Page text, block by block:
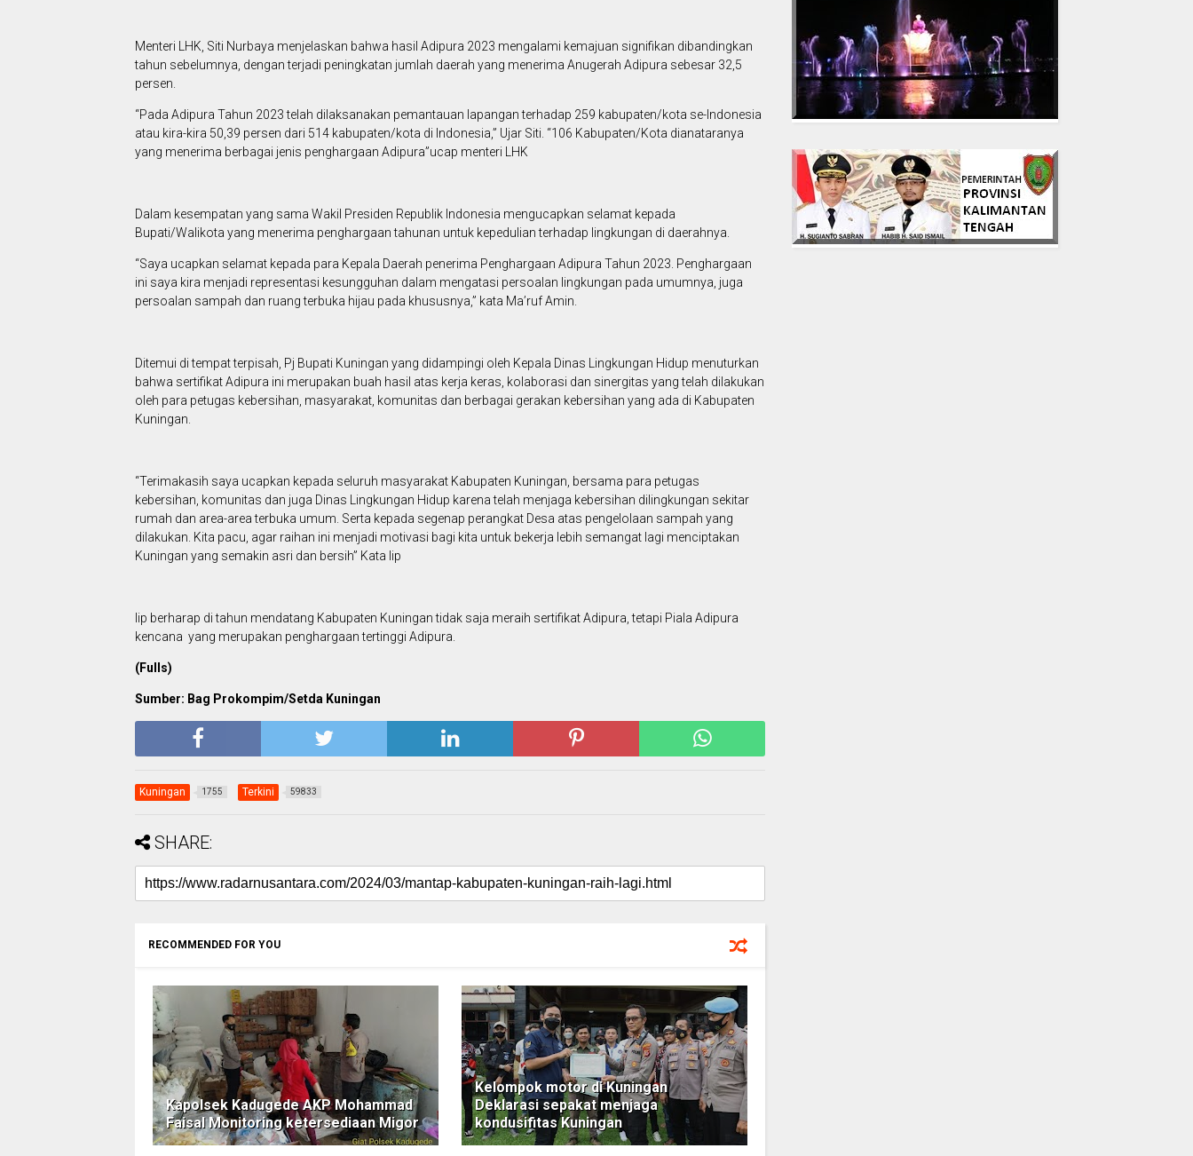
Menteri LHK, Siti Nurbaya menjelaskan bahwa hasil Adipura 2023 mengalami kemajuan signifikan dibandingkan
tahun sebelumnya, dengan terjadi peningkatan jumlah daerah yang menerima Anugerah Adipura sebesar 32,5
persen.
“Pada Adipura Tahun 2023 telah dilaksanakan pemantauan lapangan terhadap 259 kabupaten/kota se-Indonesia
atau kira-kira 50,39 persen dari 514 kabupaten/kota di Indonesia,” Ujar Siti. “106 Kabupaten/Kota dianataranya
yang menerima berbagai jenis penghargaan Adipura”ucap menteri LHK
Dalam kesempatan yang sama Wakil Presiden Republik Indonesia mengucapkan selamat kepada
Bupati/Walikota yang menerima penghargaan tahunan untuk kepedulian terhadap lingkungan di daerahnya.
“Saya ucapkan selamat kepada para Kepala Daerah penerima Penghargaan Adipura Tahun 2023. Penghargaan
ini saya kira menjadi representasi kesungguhan dalam mengatasi persoalan lingkungan pada umumnya, juga
persoalan sampah dan ruang terbuka hijau pada khususnya,” kata Ma’ruf Amin.
Ditemui di tempat terpisah, Pj Bupati Kuningan yang didampingi oleh Kepala Dinas Lingkungan Hidup menuturkan
bahwa sertifikat Adipura ini merupakan buah hasil atas kerja keras, kolaborasi dan sinergitas yang telah dilakukan
oleh para petugas kebersihan, masyarakat, komunitas dan berbagai gerakan kebersihan yang ada di Kabupaten
Kuningan.
“Terimakasih saya ucapkan kepada seluruh masyarakat Kabupaten Kuningan, bersama para petugas
kebersihan, komunitas dan juga Dinas Lingkungan Hidup karena telah menjaga kebersihan dilingkungan sekitar
rumah dan area-area terbuka umum. Serta kepada segenap perangkat Desa atas pengelolaan sampah yang
dilakukan. Kita pacu, agar raihan ini menjadi motivasi bagi kita untuk bekerja lebih semangat lagi menciptakan
Kuningan yang semakin asri dan bersih” Kata Iip
Iip berharap di tahun mendatang Kabupaten Kuningan tidak saja meraih sertifikat Adipura, tetapi Piala Adipura
kencana yang merupakan penghargaan tertinggi Adipura.
(Fulls)
Sumber: Bag Prokompim/Setda Kuningan
Kuningan 1755 Terkini 59833
SHARE:
RECOMMENDED FOR YOU
Kapolsek Kadugede AKP Mohammad
Faisal Monitoring ketersediaan Migor
Kelompok motor di Kuningan
Deklarasi sepakat menjaga
kondusifitas Kuningan